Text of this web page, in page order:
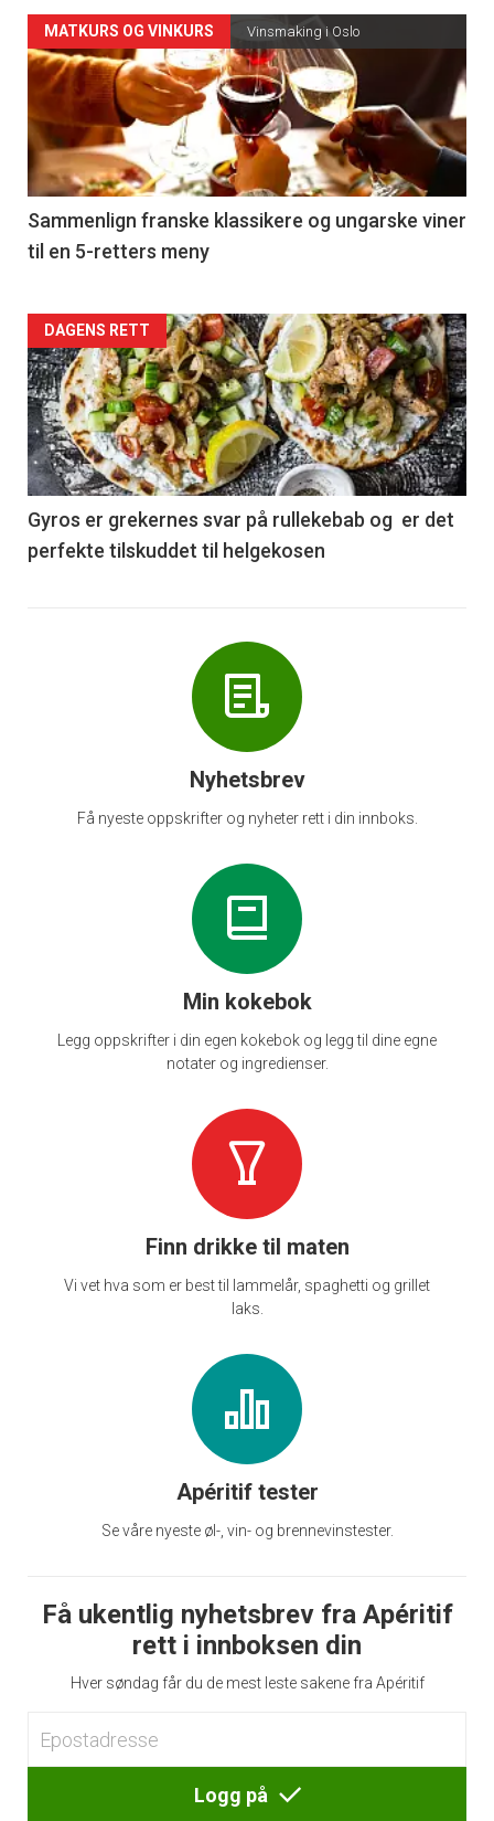
Forsiden
akkurat
nå
-
5
MATKURS OG VINKURS Vinsmaking i Oslo
Sammenlign franske klassikere og ungarske viner
til en 5-retters meny
Forsiden
akkurat
nå
-
6
DAGENS RETT
Gyros er grekernes svar på rullekebab og er det
perfekte tilskuddet til helgekosen
Nyhetsbrev
Få nyeste oppskrifter og nyheter rett i din innboks.
Min kokebok
Legg oppskrifter i din egen kokebok og legg til dine egne
notater og ingredienser.
Finn drikke til maten
Vi vet hva som er best til lammelår, spaghetti og grillet
laks.
Apéritif tester
Se våre nyeste øl-, vin- og brennevinstester.
Få ukentlig nyhetsbrev fra Apéritif
rett i innboksen din
Hver søndag får du de mest leste sakene fra Apéritif
Logg på